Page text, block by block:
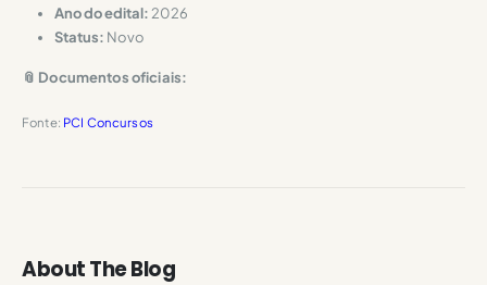
Ano do edital:2026
Status: Novo
📎 Documentos oficiais:
Fonte: PCI Concursos
About The Blog